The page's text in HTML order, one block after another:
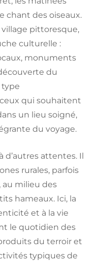
chant des oiseaux.
pittoresque,
culturelle :
monuments
du
qui souhaitent
un lieu soigné,
du voyage.
d’autres attentes. Il
rurales, parfois
au milieu des
hameaux. Ici, la
et à la vie
le quotidien des
du terroir et
typiques de